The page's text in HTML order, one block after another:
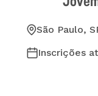
São Paulo,
Inscrições